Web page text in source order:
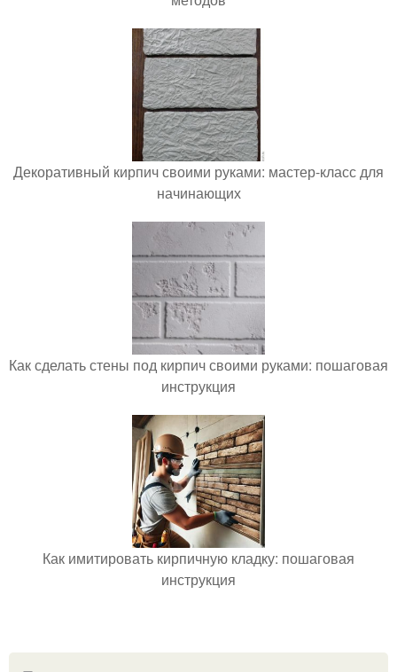
Декоративный кирпич своими руками: мастер-класс для
начинающих
Как сделать стены под кирпич своими руками: пошаговая
инструкция
Как имитировать кирпичную кладку: пошаговая
инструкция